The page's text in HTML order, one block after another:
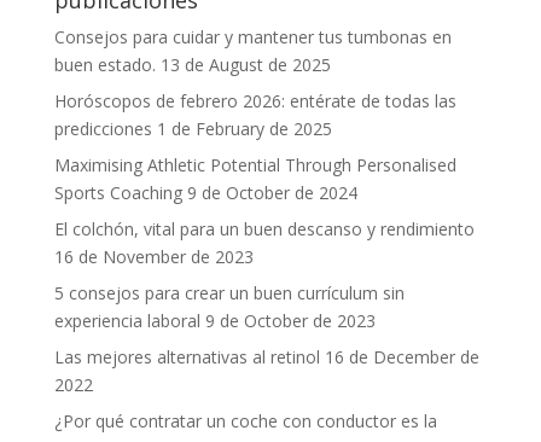
Consejos para cuidar y mantener tus tumbonas en
buen estado. 13 de August de 2025
Horóscopos de febrero 2026: entérate de todas las
predicciones 1 de February de 2025
Maximising Athletic Potential Through Personalised
Sports Coaching 9 de October de 2024
El colchón, vital para un buen descanso y rendimiento
16 de November de 2023
5 consejos para crear un buen currículum sin
experiencia laboral 9 de October de 2023
Las mejores alternativas al retinol 16 de December de
2022
¿Por qué contratar un coche con conductor es la